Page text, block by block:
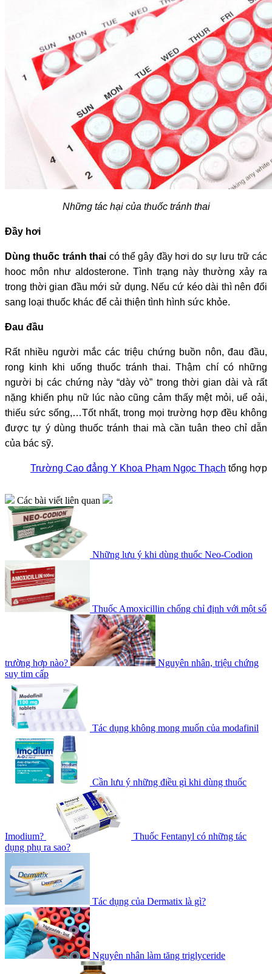
Những tác hại của thuốc tránh thai
Đầy hơi
Dùng thuốc tránh thai có thể gây đầy hơi do sự lưu trữ các
hooc môn như aldosterone. Tình trạng này thường xảy ra
trong thời gian đầu mới sử dụng. Nếu cứ kéo dài thì nên đổi
sang loại thuốc khác để cải thiện tình hình sức khỏe.
Đau đầu
Rất nhiều người mắc các triệu chứng buồn nôn, đau đầu,
rong kinh khi uống thuốc tránh thai. Thậm chí có những
người bị các chứng này “dày vò” trong thời gian dài và rất
nặng khiến phụ nữ lúc nào cũng cảm thấy mệt mỏi, uể oải,
thiếu sức sống,…Tốt nhất, trong mọi trường hợp đều không
được tự ý dùng thuốc tránh thai mà cần tuân theo chỉ dẫn
của bác sỹ.
Trường Cao đẳng Y Khoa Phạm Ngọc Thạch tổng hợp
Các bài viết liên quan
Những lưu ý khi dùng thuốc Neo-Codion
Thuốc Amoxicillin chống chỉ định với một số
trường hợp nào?
Nguyên nhân, triệu chứng
suy tim cấp
Tác dụng không mong muốn của modafinil
Cần lưu ý những điều gì khi dùng thuốc
Imodium?
Thuốc Fentanyl có những tác
dụng phụ ra sao?
Tác dụng của Dermatix là gì?
Nguyên nhân làm tăng triglyceride